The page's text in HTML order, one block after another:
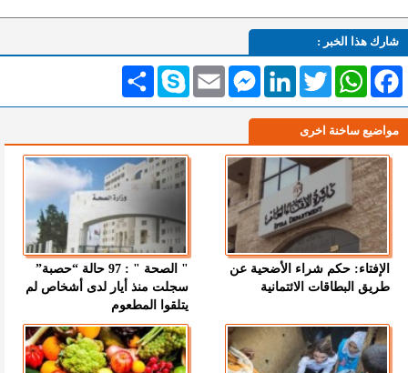
شارك هذا الخبر :
انشر Skype Email
MessengerLinkedInTwitterWhatsAppFacebook
مواضيع ساخنة اخرى
الإفتاء: حكم شراء الأضحية عن
طريق البطاقات الائتمانية
" الصحة " : 97 حالة “حصبة”
سجلت منذ أيار لدى أشخاص لم
يتلقوا المطعوم